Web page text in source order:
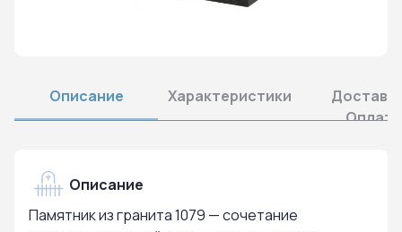
Описание Характеристики
Оплата
Описание
Памятник из гранита 1079 — сочетание